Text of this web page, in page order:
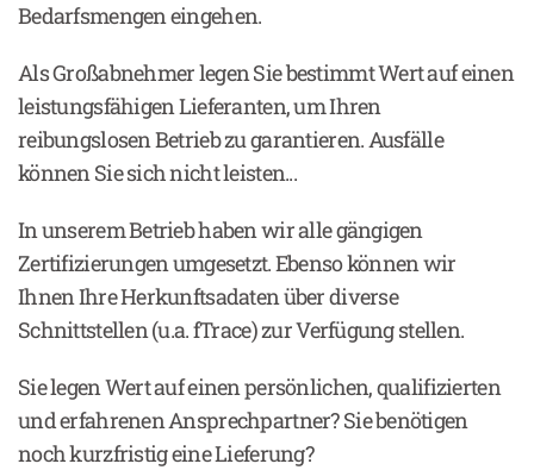
Bedarfsmengen eingehen.
Als Großabnehmer legen Sie bestimmt Wert auf einen
leistungsfähigen Lieferanten, um Ihren
reibungslosen Betrieb zu garantieren. Ausfälle
können Sie sich nicht leisten...
In unserem Betrieb haben wir alle gängigen
Zertifizierungen umgesetzt. Ebenso können wir
Ihnen Ihre Herkunftsadaten über diverse
Schnittstellen (u.a. fTrace) zur Verfügung stellen.
Sie legen Wert auf einen persönlichen, qualifizierten
und erfahrenen Ansprechpartner? Sie benötigen
noch kurzfristig eine Lieferung?